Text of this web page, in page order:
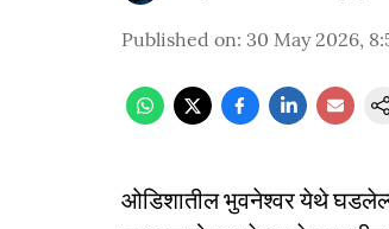
Published on: 30 May 2026,
ओडिशातील भुवनेश्वर येथे